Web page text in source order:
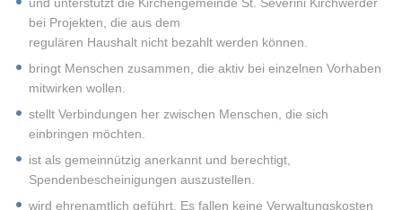
und unterstützt die Kirchengemeinde St. Severini Kirchwerder
bei Projekten, die aus dem
regulären Haushalt nicht bezahlt werden können.
bringt Menschen zusammen, die aktiv bei einzelnen Vorhaben
mitwirken wollen.
stellt Verbindungen her zwischen Menschen, die sich
einbringen möchten.
ist als gemeinnützig anerkannt und berechtigt,
Spendenbescheinigungen auszustellen.
wird ehrenamtlich geführt. Es fallen keine Verwaltungskosten